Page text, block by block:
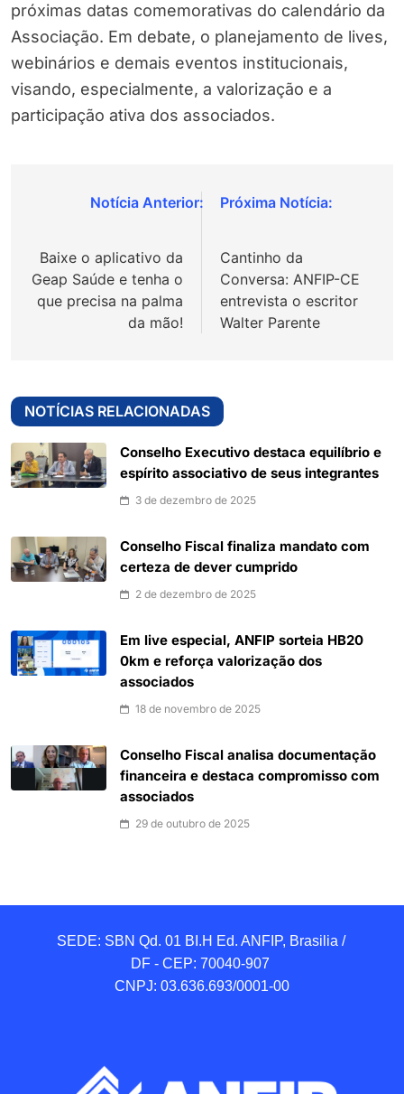
próximas datas comemorativas do calendário da
Associação. Em debate, o planejamento de lives,
webinários e demais eventos institucionais,
visando, especialmente, a valorização e a
participação ativa dos associados.
Navegação
Post
Baixe o aplicativo da
Geap Saúde e tenha o
que precisa na palma
da mão!
Cantinho da
Conversa: ANFIP-CE
entrevista o escritor
Walter Parente
NOTÍCIAS RELACIONADAS
Conselho Executivo destaca equilíbrio e
espírito associativo de seus integrantes
3 de dezembro de 2025
Conselho Fiscal finaliza mandato com
certeza de dever cumprido
2 de dezembro de 2025
Em live especial, ANFIP sorteia HB20
0km e reforça valorização dos
associados
18 de novembro de 2025
Conselho Fiscal analisa documentação
financeira e destaca compromisso com
associados
29 de outubro de 2025
SEDE: SBN Qd. 01 BI.H Ed. ANFIP, Brasilia /
DF - CEP: 70040-907
CNPJ: 03.636.693/0001-00